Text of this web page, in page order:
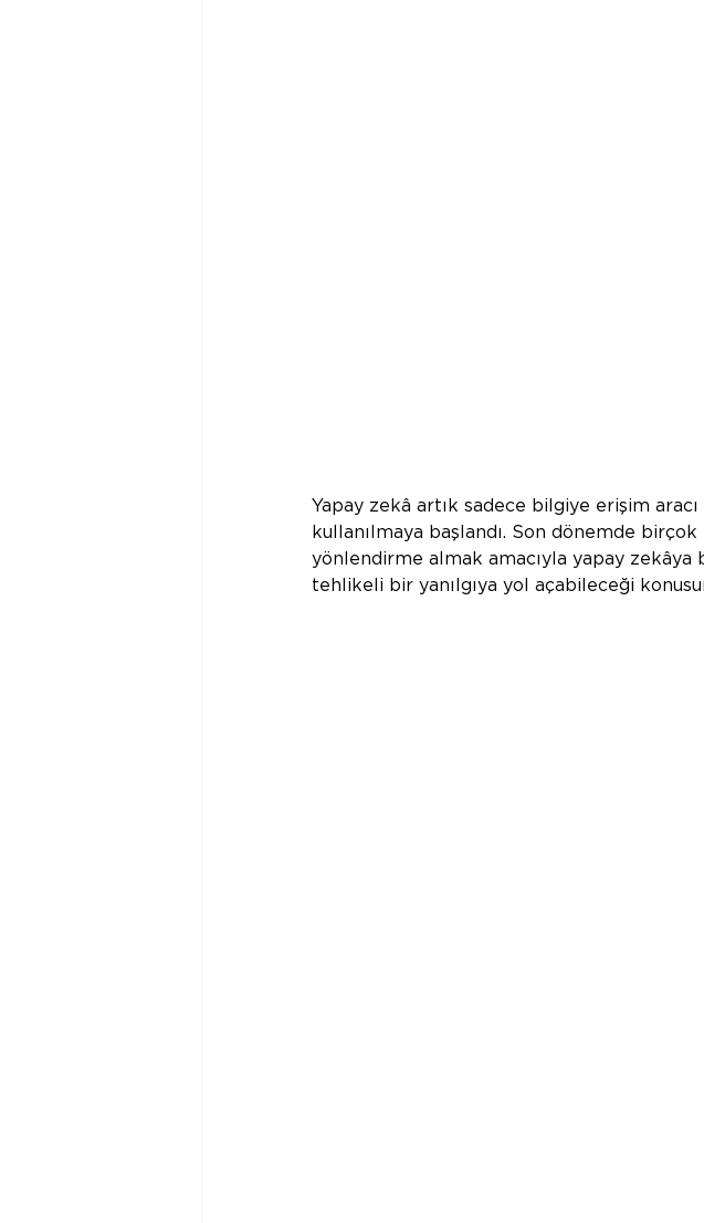
Yapay zekâ artık sadece bilgiye erişim
kullanılmaya başlandı. Son dönemde birçok
yönlendirme almak amacıyla yapay zekâya
tehlikeli bir yanılgıya yol açabileceği